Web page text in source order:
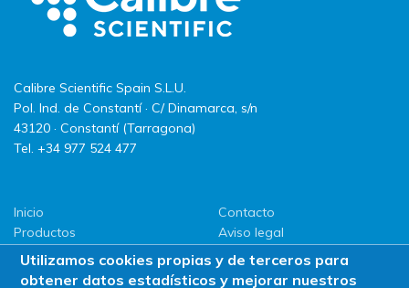
Calibre Scientific Spain S.L.U.
Pol. Ind. de Constantí · C/ Dinamarca, s/n
43120 · Constantí (Tarragona)
Tel. +34 977 524 477
Inicio
Productos
LLG
Promociones
Contacto
Aviso legal
Política de privacidad
Política de Cookies
Utilizamos cookies propias y de terceros para
obtener datos estadísticos y mejorar nuestros